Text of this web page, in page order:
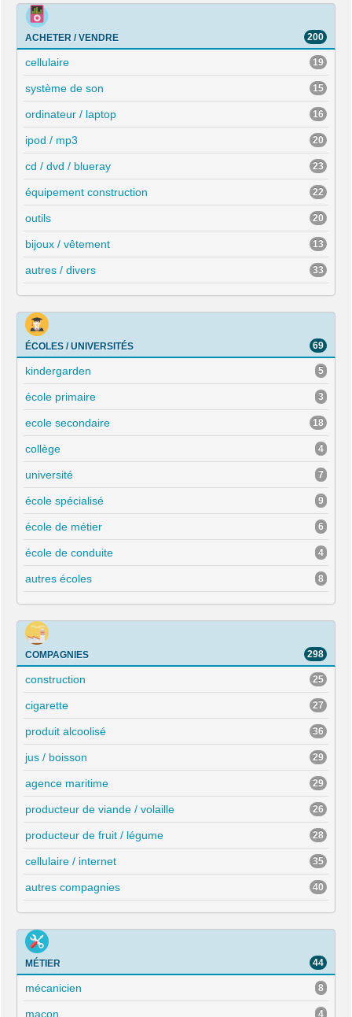
ACHETER / VENDRE 200
cellulaire 19
système de son 15
ordinateur / laptop 16
ipod / mp3 20
cd / dvd / blueray 23
équipement construction 22
outils 20
bijoux / vêtement 13
autres / divers 33
ÉCOLES / UNIVERSITÉS 69
kindergarden 5
école primaire 3
ecole secondaire 18
collège 4
université 7
école spécialisé 9
école de métier 6
école de conduite 4
autres écoles 8
COMPAGNIES 298
construction 25
cigarette 27
produit alcoolisé 36
jus / boisson 29
agence maritime 29
producteur de viande / volaille 26
producteur de fruit / légume 28
cellulaire / internet 35
autres compagnies 40
MÉTIER 44
mécanicien 8
maçon 4